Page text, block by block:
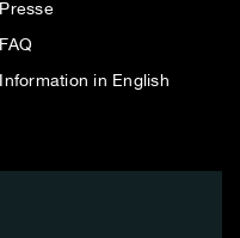
Presse
FAQ
Information in English